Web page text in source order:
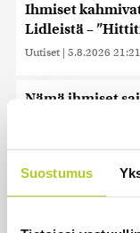
Suostumus
Ihmiset
Lidleistä –
Uutiset | 5.8.2026 21:21
Nämä ihmiset
Reuters: